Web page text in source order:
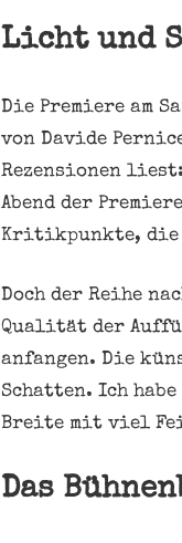
Licht und
Die Premiere am
von Davide
Rezensionen
Abend der
Kritikpunkte, die
Doch der Reihe
Qualität der
anfangen. Die
Schatten. Ich
Breite mit viel
Das